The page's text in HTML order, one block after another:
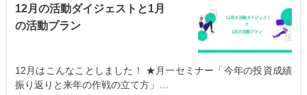
12月の活動ダイジェストと1月
の活動プラン
12月はこんなことしました！ ★月一セミナー「今年の投資成績
振り返りと来年の作戦の立て方」…